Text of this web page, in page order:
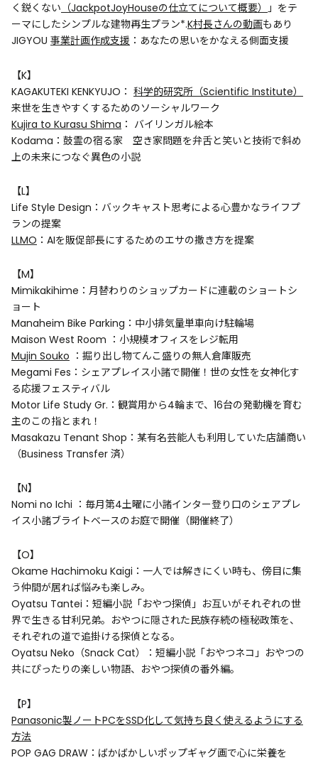
く鋭くない （JackpotJoyHouseの仕立てについて概要） 」をテ
ーマにしたシンプルな建物再生プラン*.K村長さんの動画もあり
JIGYOU 事業計画作成支援 ：あなたの思いをかなえる側面支援
【K】
KAGAKUTEKI KENKYUJO： 科学的研究所（Scientific Institute）
来世を生きやすくするためのソーシャルワーク
Kujira to Kurasu Shima ： バイリンガル絵本
Kodama：鼓霊の宿る家 空き家問題を弁舌と笑いと技術で斜め
上の未来につなぐ異色の小説
【L】
Life Style Design：バックキャスト思考による心豊かなライフプ
ランの提案
LLMO ：AIを販促部長にするためのエサの撒き方を提案
【M】
Mimikakihime：月替わりのショップカードに連載のショートシ
ョート
Manaheim Bike Parking：中小排気量単車向け駐輪場
Maison West Room ：小規模オフィスをレジ転用
Mujin Souko ：掘り出し物てんこ盛りの無人倉庫販売
Megami Fes：シェアプレイス小諸で開催！世の女性を女神化す
る応援フェスティバル
Motor Life Study Gr.：観賞用から4輪まで、16台の発動機を育む
主のこの指とまれ！
Masakazu Tenant Shop：某有名芸能人も利用していた店舗商い
（Business Transfer 済）
【N】
Nomi no Ichi ：毎月第4土曜に小諸インター登り口のシェアプレ
イス小諸ブライトベースのお庭で開催（開催終了）
【O】
Okame Hachimoku Kaigi：一人では解きにくい時も、傍目に集
う仲間が居れば悩みも楽しみ。
Oyatsu Tantei：短編小説「おやつ探偵」お互いがそれぞれの世
界で生きる甘利兄弟。おやつに隠された民族存続の極秘政策を、
それぞれの道で追掛ける探偵となる。
Oyatsu Neko（Snack Cat）：短編小説「おやつネコ」おやつの
共にぴったりの楽しい物語、おやつ探偵の番外編。
【P】
Panasonic製ノートPCをSSD化して気持ち良く使えるようにする
方法
POP GAG DRAW：ばかばかしいポップギャグ画で心に栄養を